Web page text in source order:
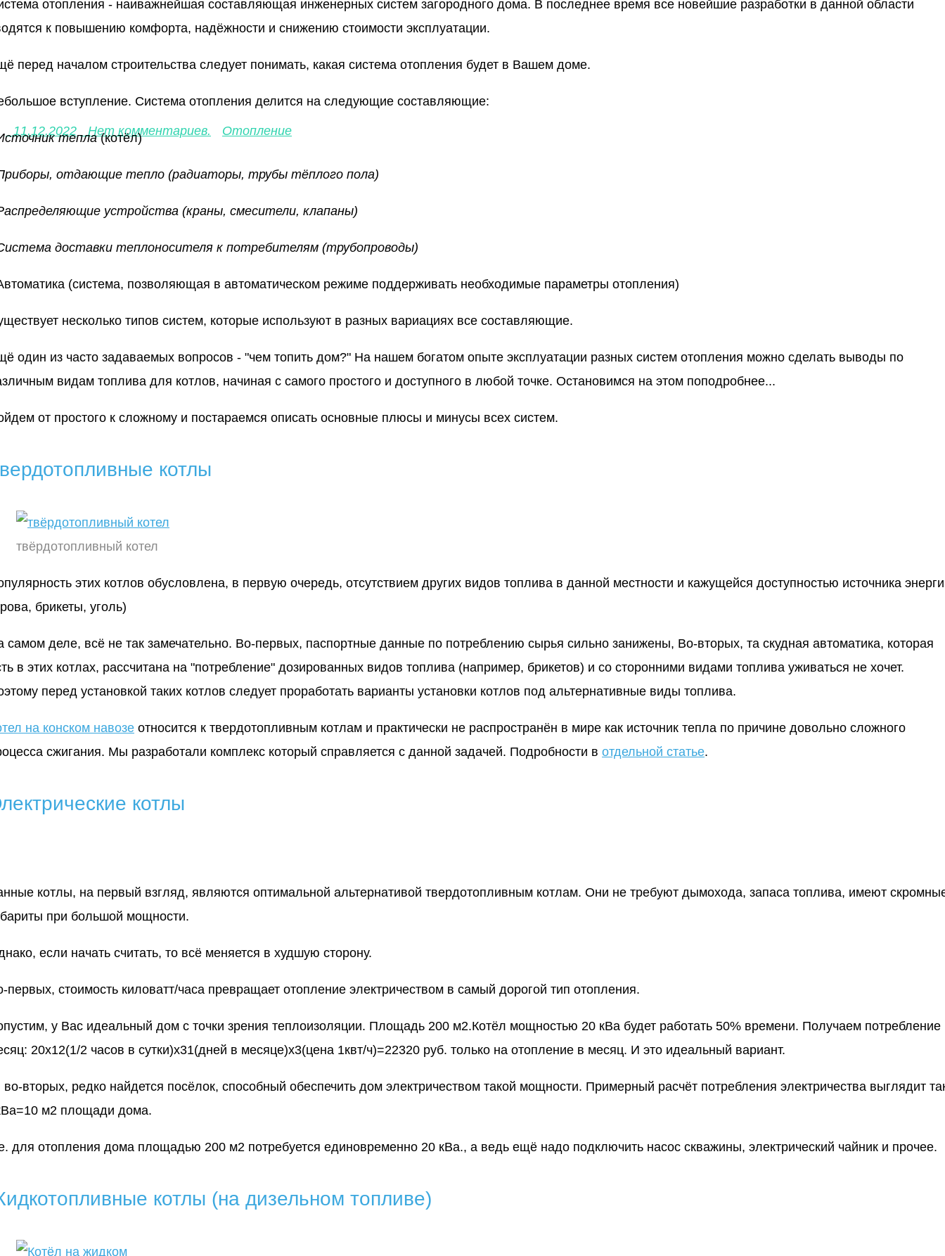
Денис Александрович
11.12.2022 Нет комментариев.
Отопление
Vkontakte
Facebook
Google+
к повышению комфорта, надёжности и снижению стоимости эксплуатации.
перед началом строительства следует понимать, какая система отопления будет в Вашем доме.
вступление. Система отопления делится на следующие составляющие:
тепла(котёл)
отдающие тепло (радиаторы, трубы тёплого пола)
устройства (краны, смесители, клапаны)
доставки теплоносителя к потребителям (трубопроводы)
(система, позволяющая в автоматическом режиме поддерживать необходимые параметры отопления)
несколько типов систем, которые используют в разных вариациях все составляющие.
один из часто задаваемых вопросов - "чем топить дом?" На нашем богатом опыте эксплуатации разных систем отопления можно сделать выводы по
видам топлива для котлов, начиная с самого простого и доступного в любой точке. Остановимся на этом поподробнее...
от простого к сложному и постараемся описать основные плюсы и минусы всех систем.
котлы
твёрдотопливный котел
этих котлов обусловлена, в первую очередь, отсутствием других видов топлива в данной местности и кажущейся доступностью источника
брикеты, уголь)
самом деле, всё не так замечательно. Во-первых, паспортные данные по потреблению сырья сильно занижены, Во-вторых, та скудная автоматика, которая
в этих котлах, рассчитана на "потребление" дозированных видов топлива (например, брикетов) и со сторонними видами топлива уживаться не хочет.
перед установкой таких котлов следует проработать варианты установки котлов под альтернативные виды топлива.
на конском навозе относится к твердотопливным котлам и практически не распространён в мире как источник тепла по причине довольно сложного
сжигания. Мы разработали комплекс который справляется с данной задачей. Подробности в отдельной статье.
котлы
котлы, на первый взгляд, являются оптимальной альтернативой твердотопливным котлам. Они не требуют дымохода, запаса топлива, имеют
при большой мощности.
если начать считать, то всё меняется в худшую сторону.
первых, стоимость киловатт/часа превращает отопление электричеством в самый дорогой тип отопления.
у Вас идеальный дом с точки зрения теплоизоляции. Площадь 200 м2.Котёл мощностью 20 кВа будет работать 50% времени. Получаем потребление
20х12(1/2 часов в сутки)х31(дней в месяце)х3(цена 1квт/ч)=22320 руб. только на отопление в месяц. И это идеальный вариант.
вторых, редко найдется посёлок, способный обеспечить дом электричеством такой мощности. Примерный расчёт потребления электричества выглядит
м2 площади дома.
для отопления дома площадью 200 м2 потребуется единовременно 20 кВа., а ведь ещё надо подключить насос скважины, электрический чайник и прочее.
котлы (на дизельном топливе)